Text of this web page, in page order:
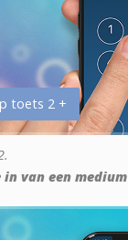
toets 2 +
in van een medium